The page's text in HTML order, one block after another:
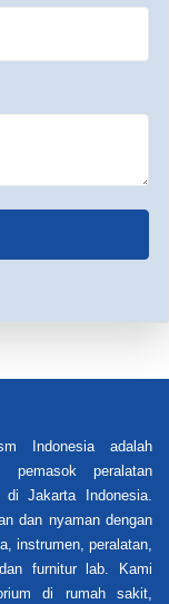
Indonesia adalah
pemasok peralatan
di Jakarta Indonesia.
dan nyaman dengan
instrumen, peralatan,
furnitur lab. Kami
di rumah sakit,